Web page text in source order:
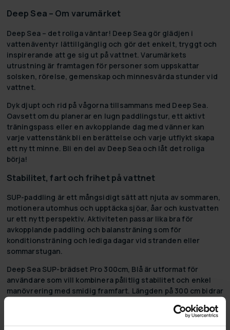
Deep Sea – Om varumärket
Deep Sea – det roliga väntar! Deep Sea gör glädjen i
vattenäventyr lättillgänglig och gör det enkelt, tryggt och
inspirerande att ge sig ut på vattnet. Varumärkets
utrustning är framtagen för personer som uppskattar
solsken, rörelse, gemenskap och minnesvärda stunder vid
vattnet.
Dyk djupt och rid på vågorna tillsammans med Deep Sea.
Oavsett om du planerar en lugn paddlingstur, ett aktivt
träningspass eller en avkopplande dag med vänner kan
varje vattenstänk bli en berättelse och varje utflykt skapa
ett nytt minne. Bli en del av Deep Sea och låt det roliga
börja!
Stabilitet, fart och frihet på vattnet
SUP-paddling är ett mångsidigt sätt att njuta av sommaren,
motionera utomhus och upptäcka sjöar, åar och kustvatten
ur ett nytt perspektiv. Aktiviteten passar lika bra för
avkopplande paddling och balansträning som för
konditionsträning och lediga dagar vid stranden eller
sommarstugan.
Deep Sea SUP-brädset Pro 300cm, Blå är utformat för
användare som vill kombinera pålitlig stabilitet och enkel
manövrering med smidig framfart. Längden på 300 cm bidrar
brädan förblir tillräckligt lättmanövrerad för bekväm